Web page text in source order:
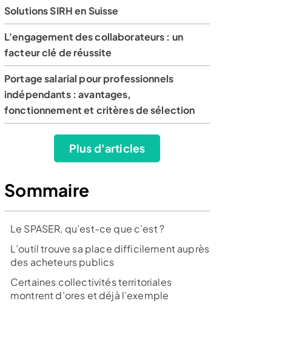
Solutions SIRH en Suisse
L'engagement des collaborateurs : un
facteur clé de réussite
Portage salarial pour professionnels
indépendants : avantages,
fonctionnement et critères de sélection
Plus d'articles
Sommaire
Le SPASER, qu’est-ce que c’est ?
L’outil trouve sa place difficilement auprès
des acheteurs publics
Certaines collectivités territoriales
montrent d’ores et déjà l’exemple